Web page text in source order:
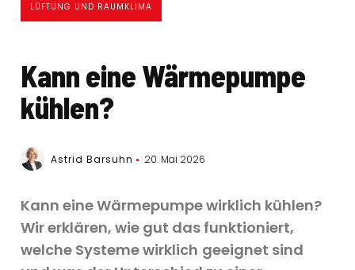
Kann eine Wärmepumpe
kühlen?
Astrid Barsuhn 20. Mai 2026
Kann eine Wärmepumpe wirklich kühlen?
Wir erklären, wie gut das funktioniert,
welche Systemewirklich geeignet sind
LÜFTUNG UND RAUMKLIMA